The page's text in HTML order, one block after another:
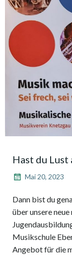
Hast du Lust
Mai 20, 2023
Dann bist du
über unsere
Musikschule
Angebot für die